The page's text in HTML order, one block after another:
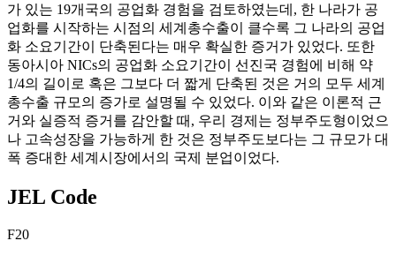
가 있는 19개국의 공업화 경험을 검토하였는데, 한 나라가 공
업화를 시작하는 시점의 세계총수출이 클수록 그 나라의 공업
화 소요기간이 단축된다는 매우 확실한 증거가 있었다. 또한
동아시아 NICs의 공업화 소요기간이 선진국 경험에 비해 약
1/4의 길이로 혹은 그보다 더 짧게 단축된 것은 거의 모두 세계
총수출 규모의 증가로 설명될 수 있었다. 이와 같은 이론적 근
거와 실증적 증거를 감안할 때, 우리 경제는 정부주도형이었으
나 고속성장을 가능하게 한 것은 정부주도보다는 그 규모가 대
폭 증대한 세계시장에서의 국제 분업이었다.
JEL Code
F20